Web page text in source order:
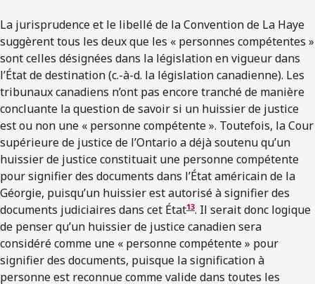
La jurisprudence et le libellé de la Convention de La Haye
suggèrent tous les deux que les « personnes compétentes »
sont celles désignées dans la législation en vigueur dans
l’État de destination (c.-à-d. la législation canadienne). Les
tribunaux canadiens n’ont pas encore tranché de manière
concluante la question de savoir si un huissier de justice
est ou non une « personne compétente ». Toutefois, la Cour
supérieure de justice de l’Ontario a déjà soutenu qu’un
huissier de justice constituait une personne compétente
pour signifier des documents dans l’État américain de la
Géorgie, puisqu’un huissier est autorisé à signifier des
documents judiciaires dans cet État13. Il serait donc logique
de penser qu’un huissier de justice canadien sera
considéré comme une « personne compétente » pour
signifier des documents, puisque la signification à
personne est reconnue comme valide dans toutes les